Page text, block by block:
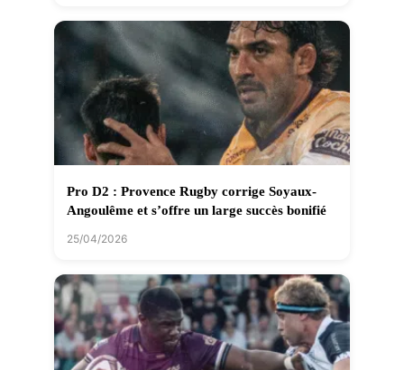
Pro D2 : Provence Rugby corrige Soyaux-
Angoulême et s’offre un large succès bonifié
25/04/2026